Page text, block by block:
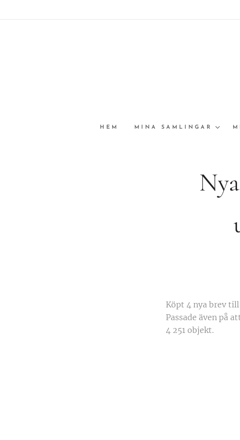
HEM MINA SAMLINGAR
Köpt 4 nya brev
Passade även på
4 251 objekt.